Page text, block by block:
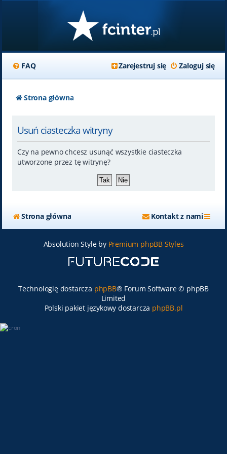
FAQ Zaloguj się
Zarejestruj się
Strona główna
Usuń ciasteczka witryny
Czy na pewno chcesz usunąć wszystkie ciasteczka
utworzone przez tę witrynę?
Strona główna Kontakt z nami
Absolution Style by Premium phpBB Styles
Technologię dostarcza phpBB® Forum Software © phpBB
Limited
Polski pakiet językowy dostarcza phpBB.pl